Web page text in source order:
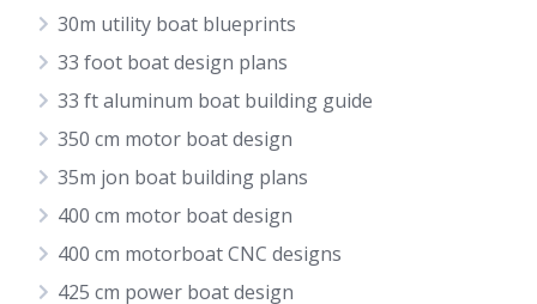
30m utility boat blueprints
33 foot boat design plans
33 ft aluminum boat building guide
350 cm motor boat design
35m jon boat building plans
400 cm motor boat design
400 cm motorboat CNC designs
425 cm power boat design